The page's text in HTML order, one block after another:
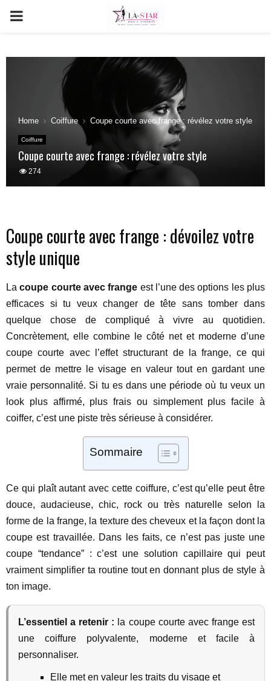
PRIMARY
Home Coiffure Coupe courte avec frange : révélez votre style
Coiffure
Coupe courte avec frange : révélez votre style
274
Coupe courte avec frange : dévoilez votre
style unique
Lacoupe courte avec frange est l’une des options les plus
efficaces si tu veux changer de tête sans tomber dans
quelque chose de compliqué à vivre au quotidien.
Concrètement, elle combine le côté net et moderne d’une
coupe courte avec l’effet structurant de la frange, ce qui
permet de mettre le visage en valeur tout en gardant une
vraie personnalité. Si tu es dans une période où tu veux un
look plus affirmé, plus frais ou simplement plus facile à
coiffer, c’est une piste très sérieuse à considérer.
Sommaire
Ce qui plaît autant avec cette coiffure, c’est qu’elle peut être
douce, audacieuse, chic, rock ou très naturelle selon la
forme de la frange, la texture des cheveux et la façon dont la
coupe est travaillée. Dans les faits, ce n’est pas juste une
coupe “tendance” : c’est une solution capillaire qui peut
vraiment simplifier ta routine tout en donnant plus de style à
ton image.
L’essentiel a retenir : la coupe courte avec frange est
une coiffure polyvalente, moderne et facile à
personnaliser.
Elle met en valeur les traits du visage et